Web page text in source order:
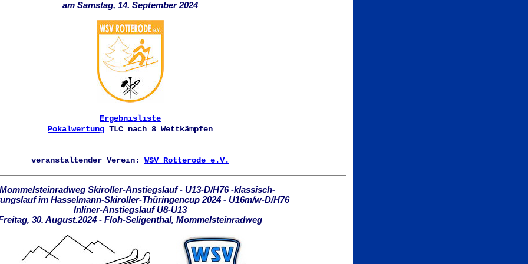
am Samstag, 14. September 2024
Ergebnisliste
Pokalwertung TLC nach 8 Wettkämpfen
veranstaltender Verein: WSV Rotterode e.V.
Skiroller-Anstiegslauf - U13-D/H76 -klassisch-
im Hasselmann-Skiroller-Thüringencup 2024 - U16m/w-D/H76
Inliner-Anstiegslauf U8-U13
30. August.2024 - Floh-Seligenthal, Mommelsteinradweg